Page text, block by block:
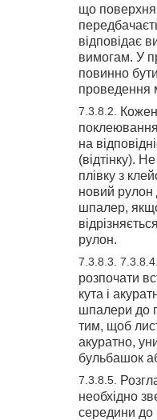
що
відповідає
вимогам. У
повинно
проведення
на
(відтінку).
плівку з
новий рулон
шпалер,
рулон.
розпочати
кута і
шпалери до
тим, щоб
акуратно,
бульбашок
необхідно
середини до